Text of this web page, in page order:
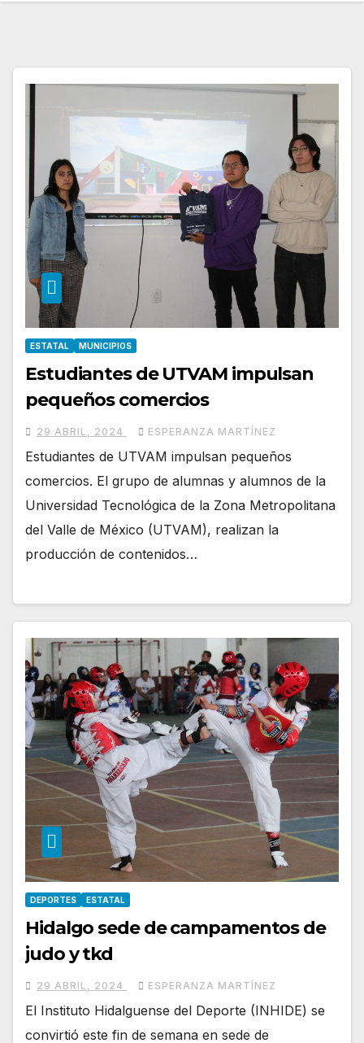
ESTATAL MUNICIPIOS
Estudiantes de UTVAM impulsan
pequeños comercios
29 ABRIL, 2024 ESPERANZA MARTÍNEZ
Estudiantes de UTVAM impulsan pequeños
comercios. El grupo de alumnas y alumnos de la
Universidad Tecnológica de la Zona Metropolitana
del Valle de México (UTVAM), realizan la
producción de contenidos…
DEPORTES ESTATAL
Hidalgo sede de campamentos de
judo y tkd
29 ABRIL, 2024 ESPERANZA MARTÍNEZ
El Instituto Hidalguense del Deporte (INHIDE) se
convirtió este fin de semana en sede de